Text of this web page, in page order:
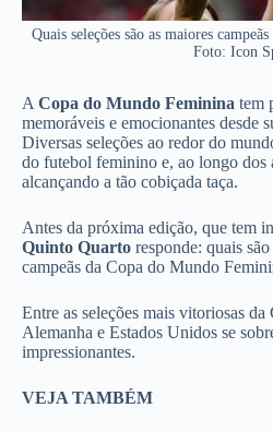
Quais seleções são as maiores
Foto: Icon
A Copa do Mundo Feminina tem
memoráveis e emocionantes desde
Diversas seleções ao redor do
do futebol feminino e, ao longo dos
alcançando a tão cobiçada taça.
Antes da próxima edição, que tem
Quinto Quarto responde: quais
campeãs da Copa do Mundo
Entre as seleções mais vitoriosas
Alemanha e Estados Unidos se
impressionantes.
VEJA TAMBÉM